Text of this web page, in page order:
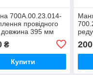
700А.00.23.014-
провідного
довжина 395 мм
Кировець К 700,
₴
Купити
К-
200